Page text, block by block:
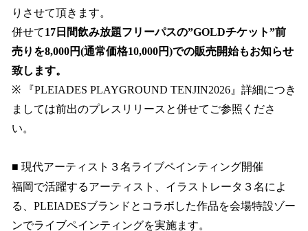
りさせて頂きます。
併せて17日間飲み放題フリーパスの”GOLDチケット”前
売りを8,000円(通常価格10,000円)での販売開始もお知らせ
致します。
※ 『PLEIADES PLAYGROUND TENJIN2026』詳細につき
ましては前出のプレスリリースと併せてご参照くださ
い。
■ 現代アーティスト３名ライブペインティング開催
福岡で活躍するアーティスト、イラストレータ３名によ
る、PLEIADESブランドとコラボした作品を会場特設ゾー
ンでライブペインティングを実施ます。